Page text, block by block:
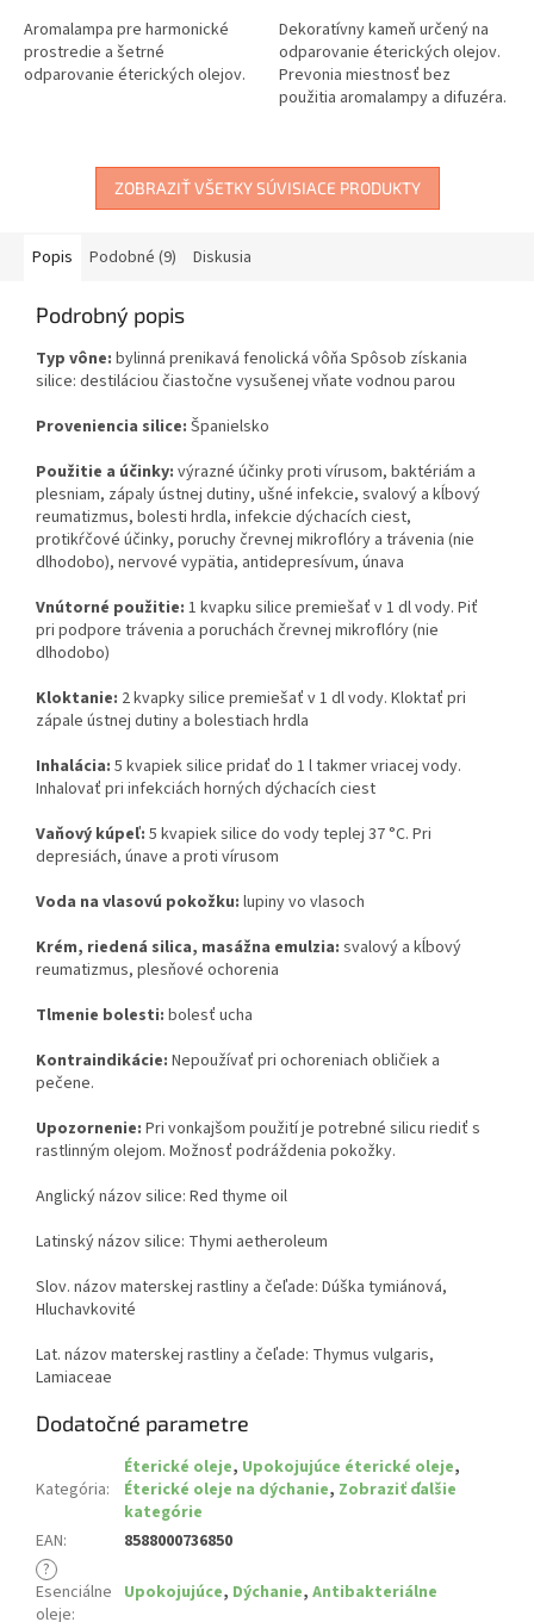
Aromalampa pre harmonické
prostredie a šetrné
odparovanie éterických olejov.
Dekoratívny kameň určený na
odparovanie éterických olejov.
Prevonia miestnosť bez
použitia aromalampy a difuzéra.
ZOBRAZIŤ VŠETKY SÚVISIACE PRODUKTY
Popis Podobné (9) Diskusia
Podrobný popis
Typ vône: bylinná prenikavá fenolická vôňa Spôsob získania
silice: destiláciou čiastočne vysušenej vňate vodnou parou
Proveniencia silice: Španielsko
Použitie a účinky: výrazné účinky proti vírusom, baktériám a
plesniam, zápaly ústnej dutiny, ušné infekcie, svalový a kĺbový
reumatizmus, bolesti hrdla, infekcie dýchacích ciest,
protikŕčové účinky, poruchy črevnej mikroflóry a trávenia (nie
dlhodobo), nervové vypätia, antidepresívum, únava
Vnútorné použitie: 1 kvapku silice premiešať v 1 dl vody. Piť
pri podpore trávenia a poruchách črevnej mikroflóry (nie
dlhodobo)
Kloktanie: 2 kvapky silice premiešať v 1 dl vody. Kloktať pri
zápale ústnej dutiny a bolestiach hrdla
Inhalácia: 5 kvapiek silice pridať do 1 l takmer vriacej vody.
Inhalovať pri infekciách horných dýchacích ciest
Vaňový kúpeľ: 5 kvapiek silice do vody teplej 37 °C. Pri
depresiách, únave a proti vírusom
Voda na vlasovú pokožku: lupiny vo vlasoch
Krém, riedená silica, masážna emulzia: svalový a kĺbový
reumatizmus, plesňové ochorenia
Tlmenie bolesti: bolesť ucha
Kontraindikácie: Nepoužívať pri ochoreniach obličiek a
pečene.
Upozornenie: Pri vonkajšom použití je potrebné silicu riediť s
rastlinným olejom. Možnosť podráždenia pokožky.
Anglický názov silice: Red thyme oil
Latinský názov silice: Thymi aetheroleum
Slov. názov materskej rastliny a čeľade: Dúška tymiánová,
Hluchavkovité
Lat. názov materskej rastliny a čeľade: Thymus vulgaris,
Lamiaceae
Dodatočné parametre
Kategória:
Éterické oleje, Upokojujúce éterické oleje,
Éterické oleje na dýchanie, Zobraziť ďalšie
kategórie
EAN:
8588000736850
?
Esenciálne
oleje:
Upokojujúce, Dýchanie, Antibakteriálne